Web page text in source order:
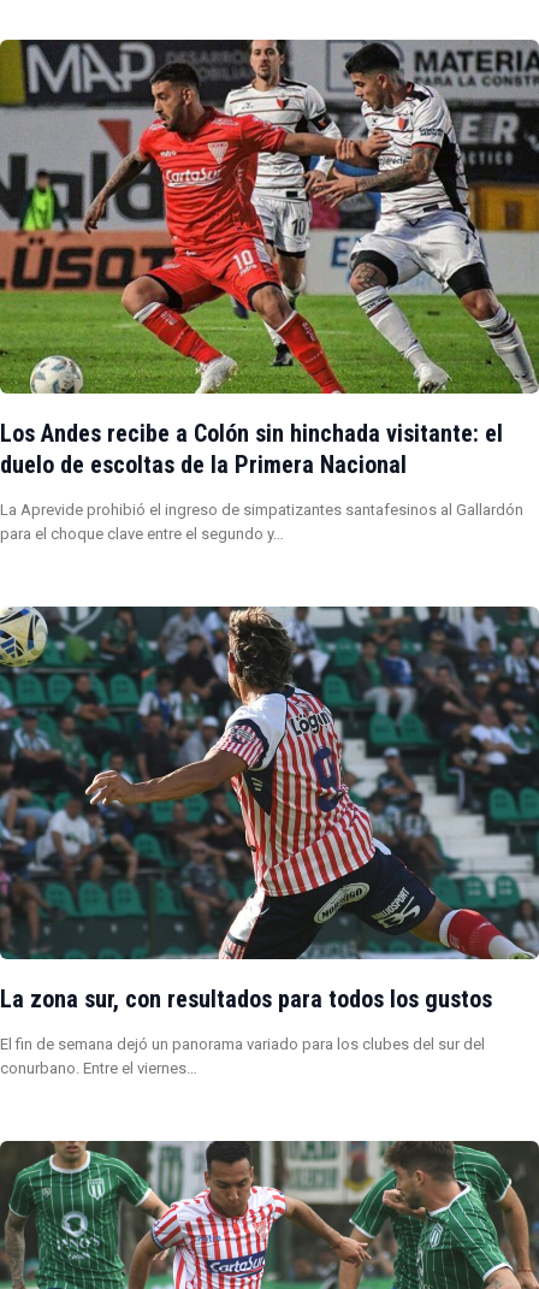
Los Andes recibe a Colón sin hinchada visitante: el
duelo de escoltas de la Primera Nacional
La Aprevide prohibió el ingreso de simpatizantes santafesinos al Gallardón
para el choque clave entre el segundo y…
La zona sur, con resultados para todos los gustos
El fin de semana dejó un panorama variado para los clubes del sur del
conurbano. Entre el viernes…